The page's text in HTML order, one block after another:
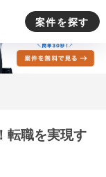
案件を探す
転職を実現す